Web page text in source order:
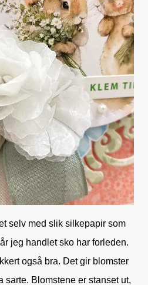
selv med slik silkepapir som
jeg handlet sko har forleden.
også bra. Det gir blomster
sarte. Blomstene er stanset ut,